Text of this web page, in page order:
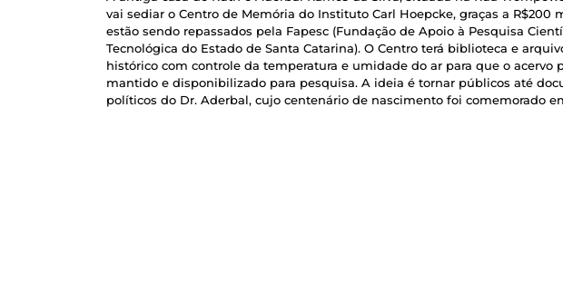
vai sediar o Centro de Memória do Instituto Carl Hoepcke, graças a R$200
estão sendo repassados pela Fapesc (Fundação de Apoio à Pesquisa
Tecnológica do Estado de Santa Catarina). O Centro terá biblioteca e
histórico com controle da temperatura e umidade do ar para que o acervo
mantido e disponibilizado para pesquisa. A ideia é tornar públicos até
políticos do Dr. Aderbal, cujo centenário de nascimento foi comemorado